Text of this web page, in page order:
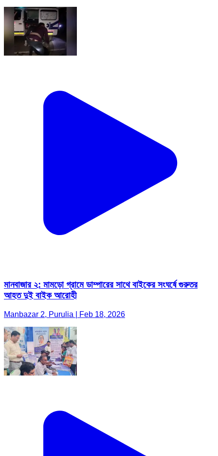
মানবাজার ২: মামড়ো গ্রামে ডাম্পারের সাথে বাইকের সংঘর্ষে গুরুতর
আহত দুই বাইক আরোহী
Manbazar 2, Purulia | Feb 18, 2026